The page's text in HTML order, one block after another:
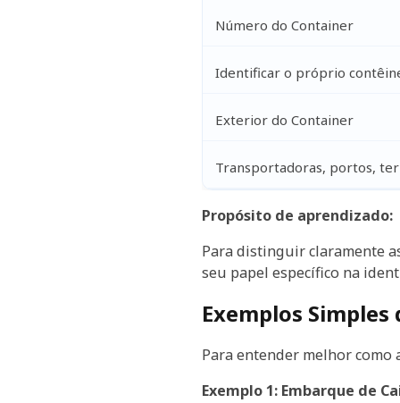
Número do Container
Identificar o próprio
Exterior do Container
Transportadoras, portos,
Propósito de aprendizado:
Para distinguir claramente
seu papel específico na
Exemplos
Para entender melhor como
Exemplo 1: Embarque de